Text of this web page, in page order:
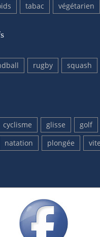
tabac végétarien
rugby squash
cyclisme glisse
golf
natation plongée